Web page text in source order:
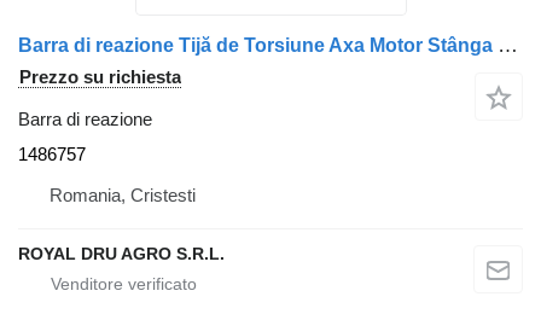
Barra di reazione Tijă de Torsiune Axa Motor Stânga 1486757 per camion Scania
Prezzo su richiesta
Barra di reazione
1486757
Romania, Cristesti
ROYAL DRU AGRO S.R.L.